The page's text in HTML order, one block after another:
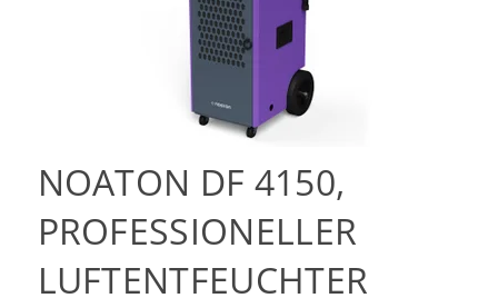
NOATON DF 4150,
PROFESSIONELLER
LUFTENTFEUCHTER